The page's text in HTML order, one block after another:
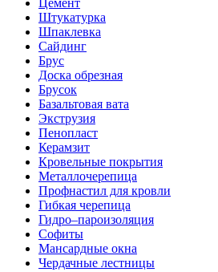
Цемент
Штукатурка
Шпаклевка
Сайдинг
Брус
Доска обрезная
Брусок
Базальтовая вата
Экструзия
Пенопласт
Керамзит
Кровельные покрытия
Металлочерепица
Профнастил для кровли
Гибкая черепица
Гидро–пароизоляция
Софиты
Мансардные окна
Чердачные лестницы